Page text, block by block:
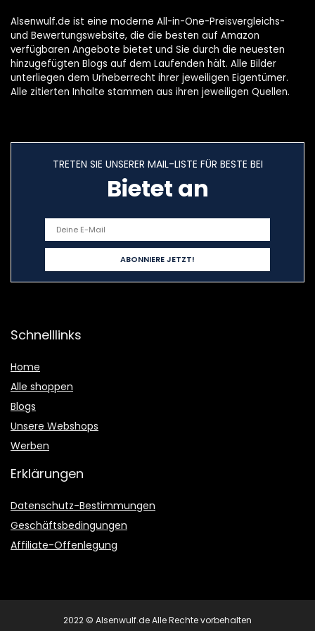
Alsenwulf.de ist eine moderne All-in-One-Preisvergleichs-
und Bewertungswebsite, die die besten auf Amazon
verfügbaren Angebote bietet und Sie durch die neuesten
hinzugefügten Blogs auf dem Laufenden hält. Alle Bilder
unterliegen dem Urheberrecht ihrer jeweiligen Eigentümer.
Alle zitierten Inhalte stammen aus ihren jeweiligen Quellen.
TRETEN SIE UNSERER MAIL-LISTE FÜR BESTE BEI
Bietet an
Schnelllinks
Home
Alle shoppen
Blogs
Unsere Webshops
Werben
Erklärungen
Datenschutz-Bestimmungen
Geschäftsbedingungen
Affiliate-Offenlegung
2022 © Alsenwulf.de Alle Rechte vorbehalten